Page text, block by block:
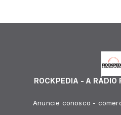
ROCKPEDIA - A RÁDIO
Anuncie conosco -